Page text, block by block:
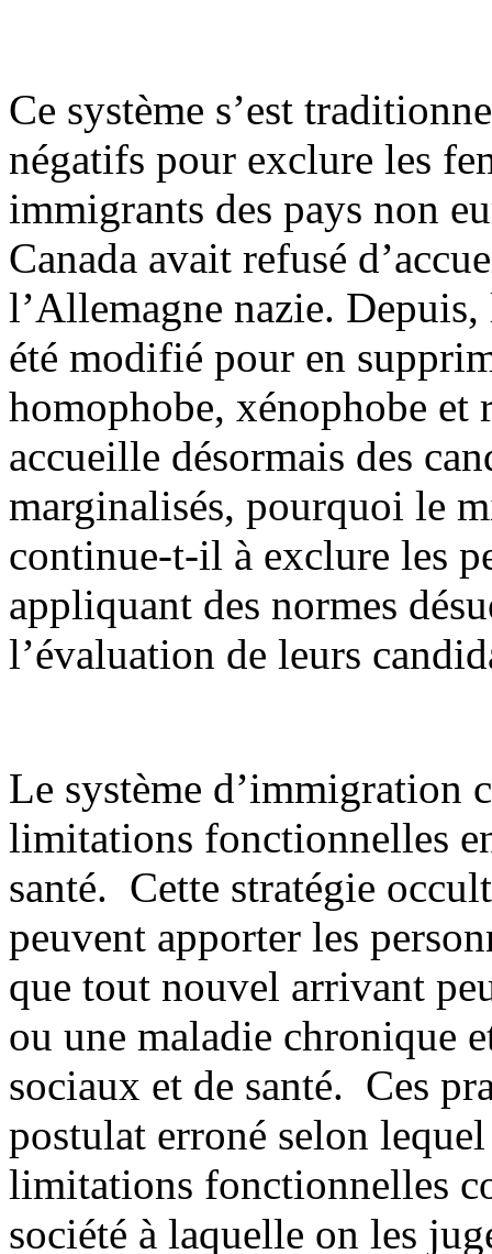
Ce système s’est
négatifs pour exclure les
immigrants des pays non
Canada avait refusé
l’Allemagne nazie.
été modifié pour en
homophobe, xénophobe
accueille désormais des
marginalisés, pourquoi le
continue-t-il à exclure les
appliquant des normes
l’évaluation de leurs
Le système d’immigration
limitations fonctionnelles
santé. Cette stratégie
peuvent apporter les
que tout nouvel arrivant
ou une maladie chronique
sociaux et de santé. Ces
postulat erroné selon
limitations fonctionnelles
société à laquelle on les